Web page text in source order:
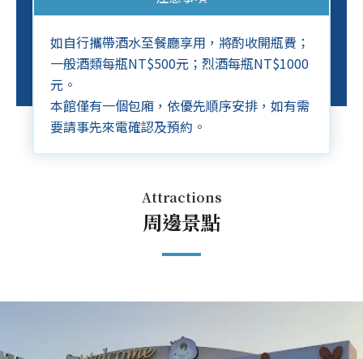
如自行攜帶酒水至餐廳享用，將酌收開瓶費；
一般酒類每瓶NT$500元；烈酒每瓶NT$1000
元。
本館僅有一個包廂，依優先順序安排，如有需
要請事先來電確認及預約。
Attractions
周邊景點